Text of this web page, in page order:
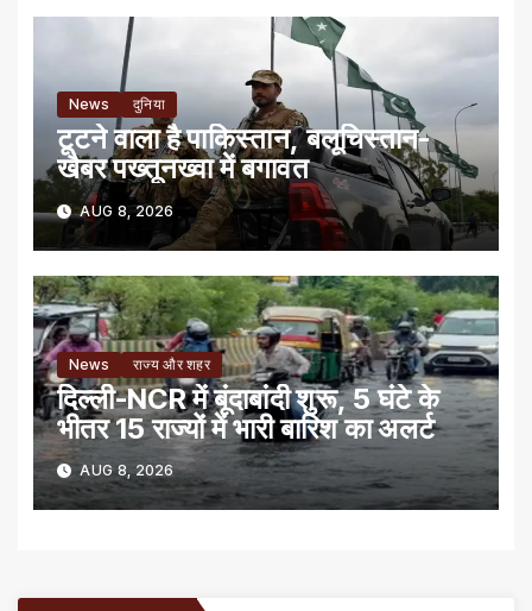
News दुनिया
टूटने वाला है पाकिस्तान, बलूचिस्तान-
खैबर पख्तूनख्वा में बगावत
AUG 8, 2026
News राज्य और शहर
दिल्ली-NCR में बूंदाबांदी शुरू, 5 घंटे के
भीतर 15 राज्यों में भारी बारिश का अलर्ट
AUG 8, 2026